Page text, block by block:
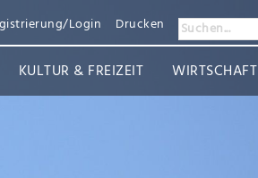
Suchen...
Login DruckenSuchen
KULTUR & FREIZEIT WIRTSCHAFT